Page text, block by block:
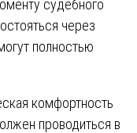
судебного
через
полностью
комфортность
проводиться в